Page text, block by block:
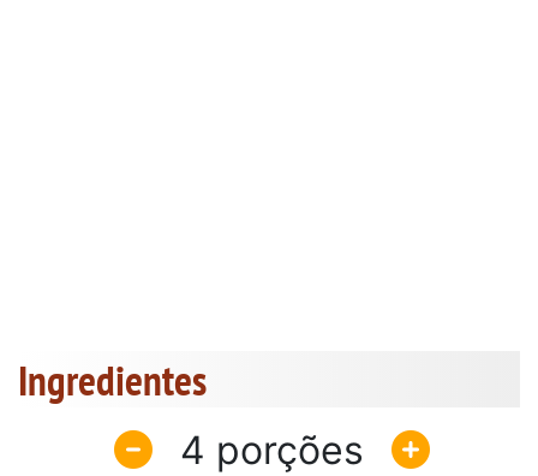
Ingredientes
4